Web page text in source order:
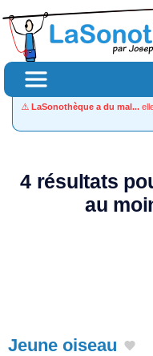
⚠️ LaSonothèque a du mal...
4 résultats
au
Jeune oiseau